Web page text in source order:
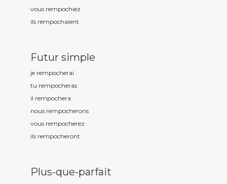
vous rempochiez
ils rempochaient
Futur simple
je rempocherai
tu rempocheras
il rempochera
nous rempocherons
vous rempocherez
ils rempocheront
Plus-que-parfait